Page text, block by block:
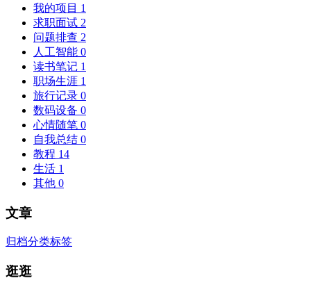
我的项目 1
求职面试 2
问题排查 2
人工智能 0
读书笔记 1
职场生涯 1
旅行记录 0
数码设备 0
心情随笔 0
自我总结 0
教程 14
生活 1
其他 0
文章
归档分类标签
逛逛